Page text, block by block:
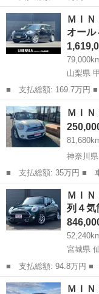
名： ＭＩＮＩ ■ 車種
Ｃ クラシック・トリ
ナビ ＥＴ...
神奈川 平塚市
ＭＩ
オー
山梨県
■ 支払総額: 169.7万円 ■ 車両本体価格： 1,619,000 円 ■ メーカ
ー名： ＭＩＮＩ ■ 車
ーＳ クラブマン オー
ＣＣ 純...
山梨 甲府市
神奈川
■ 支払総額: 35万円 ■ 車両本体価格： 250,000 円 ■ メーカー
名： ＭＩＮＩ ■ 車種
量： 1600cc ■ ドア
神奈川 海老名市
ＭＩ
列４
宮城県
■ 支払総額: 94.8万円 ■ 車両本体価格： 846,000 円 ■ メーカー
名： ＭＩＮＩ ■ 車種
Ｓ ２．０Ｌ 直列４気
宮城 仙台市
ＭＩ